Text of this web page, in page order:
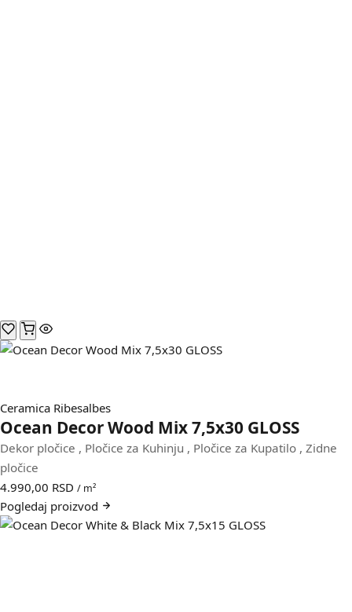
Ceramica Ribesalbes
Ocean Decor Wood Mix 7,5x30 GLOSS
Dekor pločice , Pločice za Kuhinju , Pločice za Kupatilo , Zidne
pločice
4.990,00 RSD / m²
Pogledaj proizvod